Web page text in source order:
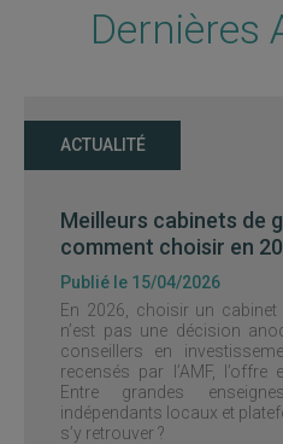
Dernières
ACTUALITÉ
Meilleurs cabinets de
comment choisir en
Publié le 15/04/2026
En 2026, choisir un
n’est pas une décision
conseillers en
recensés par l’AMF, l’offre
Entre grandes
indépendants locaux et
s’y retrouver ?